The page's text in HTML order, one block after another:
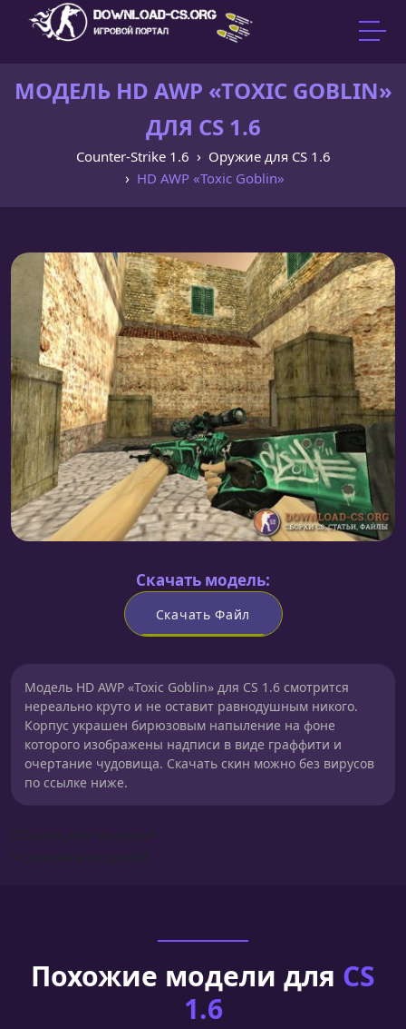
МОДЕЛЬ HD AWP «TOXIC GOBLIN»
ДЛЯ CS 1.6
Counter-Strike 1.6
Оружие для CS 1.6
HD AWP «Toxic Goblin»
Скачать модель:
Скачать Файл
Модель HD AWP «Toxic Goblin» для CS 1.6 смотрится
нереально круто и не оставит равнодушным никого.
Корпус украшен бирюзовым напыление на фоне
которого изображены надписи в виде граффити и
очертание чудовища. Скачать скин можно без вирусов
по ссылке ниже.
Похожие модели для CS
1.6